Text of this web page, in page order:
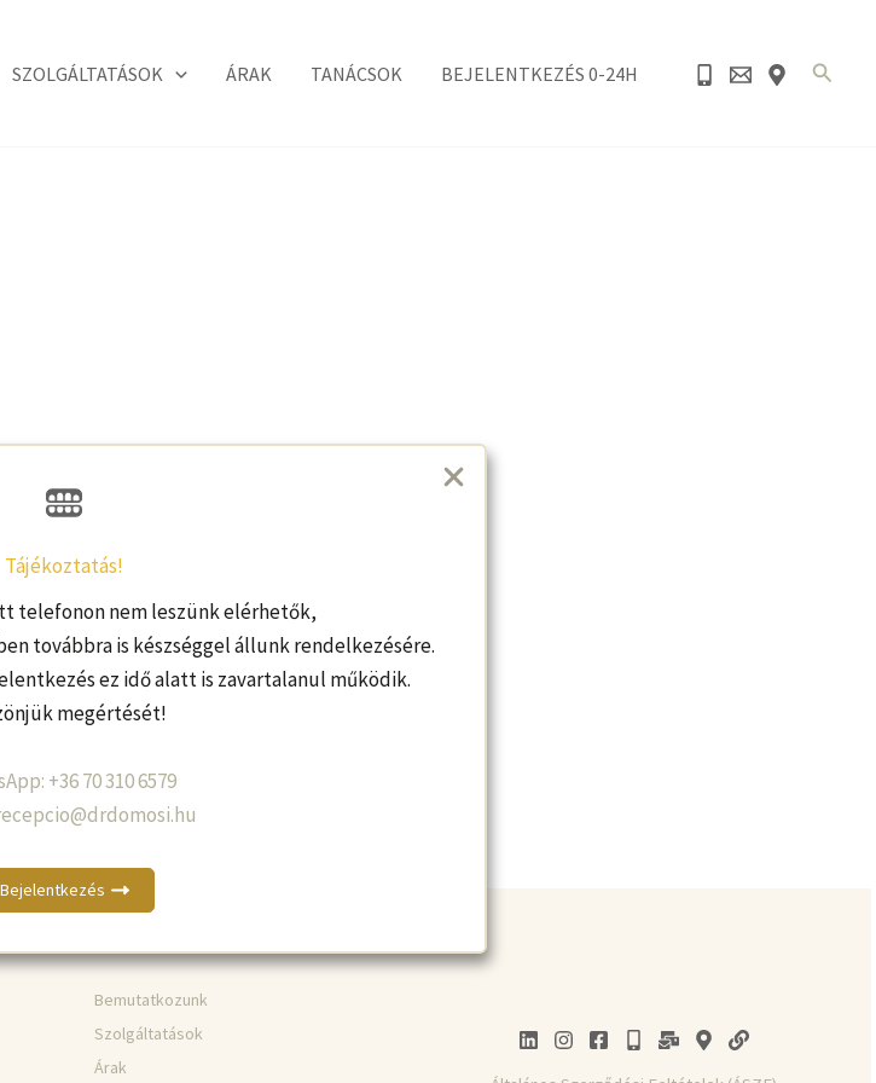
Tájékoztatás!
telefonon nem leszünk elérhetők,
továbbra is készséggel állunk rendelkezésére.
ez idő alatt is zavartalanul működik.
megértését!
+36 70 310 6579
Bejelentkezés
SZOLGÁLTATÁSOK ÁRAK TANÁCSOK BEJELENTKEZÉS 0-24H Search
Bemutatkozunk
Szolgáltatások
Árak